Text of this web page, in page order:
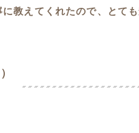
教えてくれたので、とて